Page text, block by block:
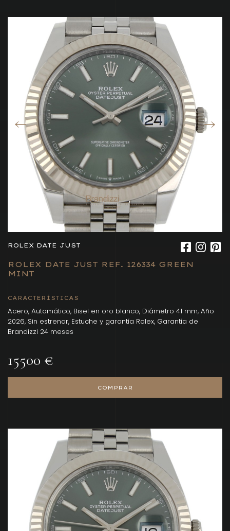
ROLEX DATE JUST
ROLEX DATE JUST REF. 126334 GREEN
MINT
CARACTERÍSTICAS
Acero, Automático, Bisel en oro blanco, Diámetro 41 mm, Año
2026, Sin estrenar, Estuche y garantía Rolex, Garantía de
Brandizzi 24 meses
15500 €
COMPRAR